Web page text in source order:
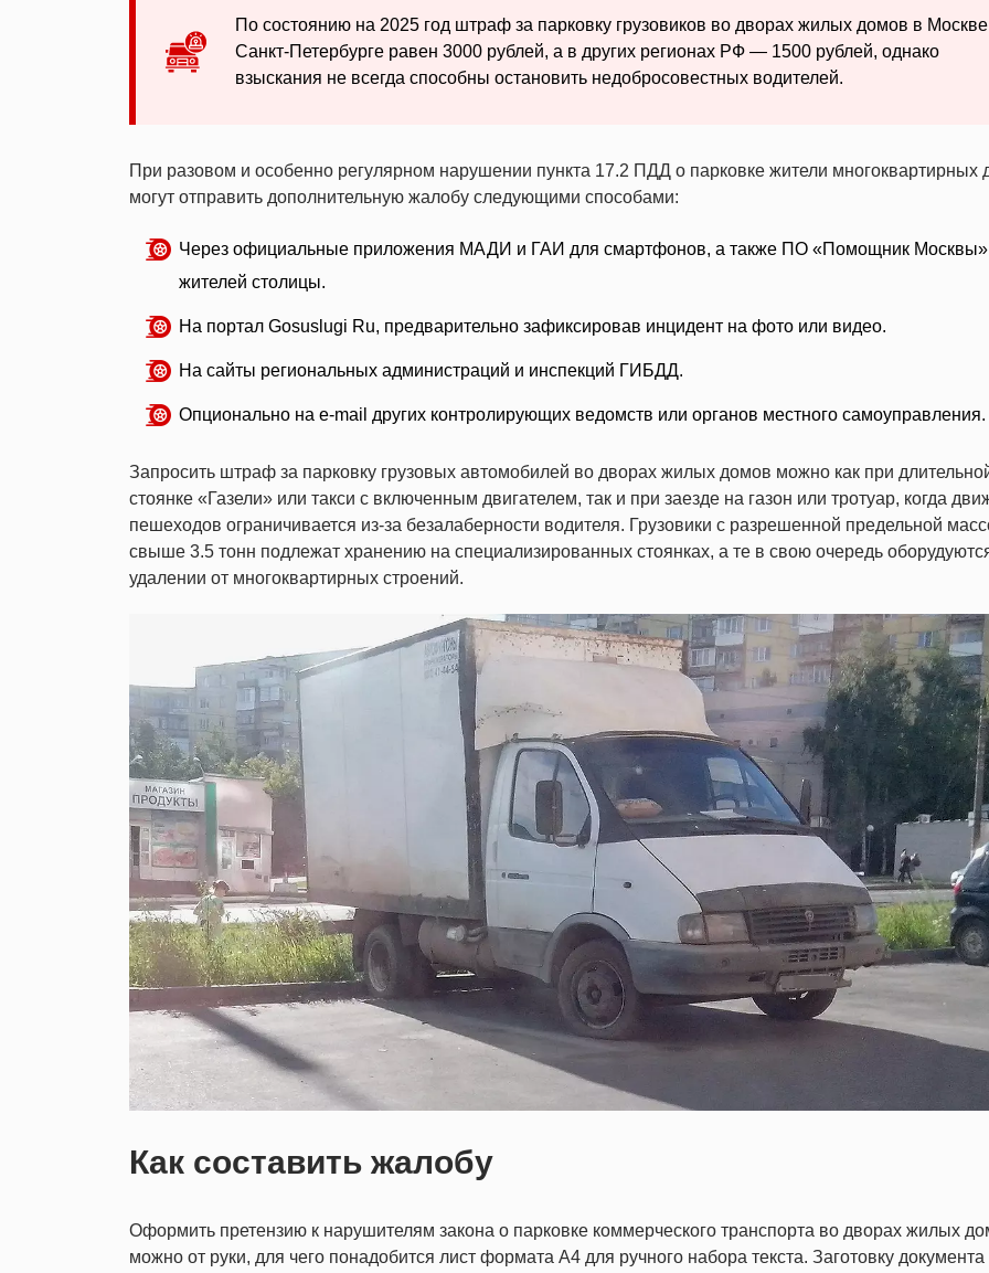
По состоянию на 2025 год штраф за парковку грузовиков во дворах жилых домов в
Санкт-Петербурге равен 3000 рублей, а в других регионах РФ — 1500 рублей, однако
взыскания не всегда способны остановить недобросовестных водителей.
При разовом и особенно регулярном нарушении пункта 17.2 ПДД о парковке жители многоквартирных
могут отправить дополнительную жалобу следующими способами:
Через официальные приложения МАДИ и ГАИ для смартфонов, а также ПО «Помощник Москвы»
жителей столицы.
На портал Gosuslugi Ru, предварительно зафиксировав инцидент на фото или видео.
На сайты региональных администраций и инспекций ГИБДД.
Опционально на e-mail других контролирующих ведомств или органов местного самоуправления.
Запросить штраф за парковку грузовых автомобилей во дворах жилых домов можно как при
стоянке «Газели» или такси с включенным двигателем, так и при заезде на газон или тротуар, когда
пешеходов ограничивается из-за безалаберности водителя. Грузовики с разрешенной предельной
свыше 3.5 тонн подлежат хранению на специализированных стоянках, а те в свою очередь
удалении от многоквартирных строений.
Как составить жалобу
Оформить претензию к нарушителям закона о парковке коммерческого транспорта во дворах жилых
можно от руки, для чего понадобится лист формата A4 для ручного набора текста. Заготовку документа